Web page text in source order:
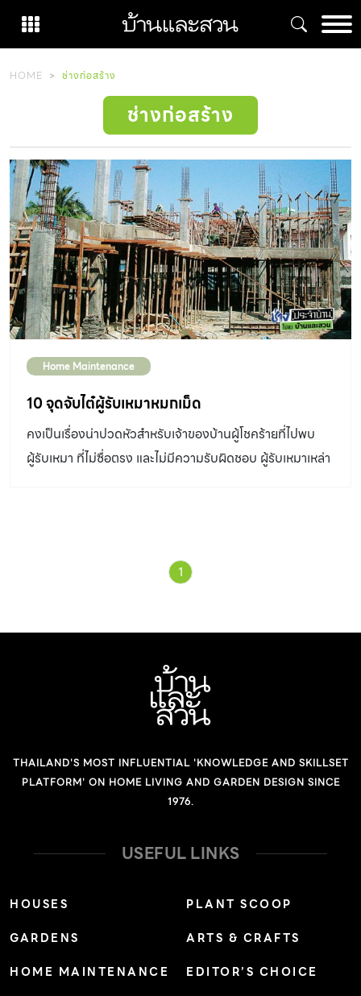
content
HOME ช่างก่อสร้าง
ช่างก่อสร้าง
Home Maintenance
10 จุดจับไต๋ผู้รับเหมาหมกเม็ด
คงเป็นเรื่องน่าปวดหัวสำหรับเจ้าของบ้านผู้โชคร้ายที่ไปพบ
ผู้รับเหมา ที่ไม่ซื่อตรง และไม่มีความรับผิดชอบ ผู้รับเหมาเหล่า
1
THAILAND'S MOST INFLUENTIAL 'KNOWLEDGE AND SKILLSET
PLATFORM' ON HOME LIVING AND GARDEN DESIGN SINCE
1976.
USEFUL LINKS
HOUSES
GARDENS
HOME MAINTENANCE
PLANT SCOOP
ARTS & CRAFTS
EDITOR’S CHOICE